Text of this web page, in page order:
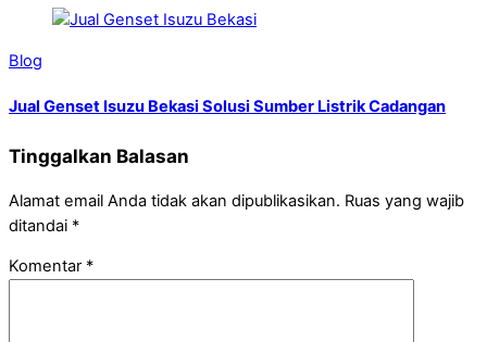
Blog
Jual Genset Isuzu Bekasi Solusi Sumber Listrik Cadangan
Tinggalkan Balasan
Alamat email Anda tidak akan dipublikasikan. Ruas yang wajib
ditandai *
Komentar *